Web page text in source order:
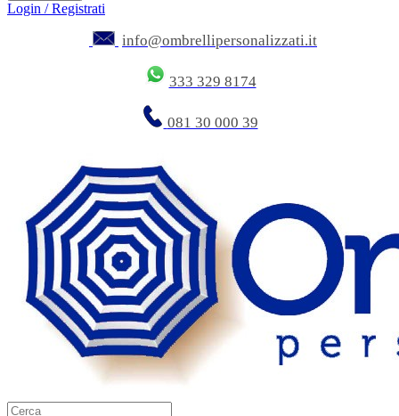
Login / Registrati
info@ombrellipersonalizzati.it
333 329 8174
081 30 000 39